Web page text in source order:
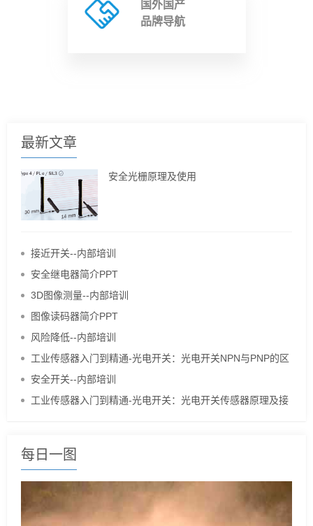
国外国产
品牌导航
最新文章
安全光栅原理及使用
接近开关--内部培训
安全继电器简介PPT
3D图像测量--内部培训
图像读码器简介PPT
风险降低--内部培训
工业传感器入门到精通-光电开关：光电开关NPN与PNP的区
别 安全开关--内部培训
工业传感器入门到精通-光电开关：光电开关传感器原理及接
每日一图